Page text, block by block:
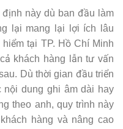
này dù ban đầu làm
lại mang lại lợi ích lâu
tại TP. Hồ Chí Minh
khách hàng lẫn tư vấn
Dù thời gian đầu triển
nội dung ghi âm dài hay
theo anh, quy trình này
hàng và nâng cao